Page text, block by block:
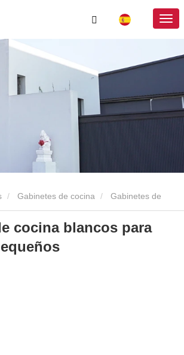
Gabinetes de cocina Gabinetes de
cocina blancos para